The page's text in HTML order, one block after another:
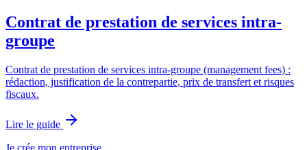
Contrat de prestation de services intra-
groupe
Contrat de prestation de services intra-groupe (management fees) :
rédaction, justification de la contrepartie, prix de transfert et risques
fiscaux.
Lire le guide
Je crée mon entreprise